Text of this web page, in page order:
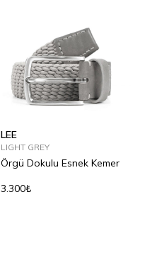
LEE
LIGHT GREY
Örgü Dokulu Esnek Kemer
3.300₺